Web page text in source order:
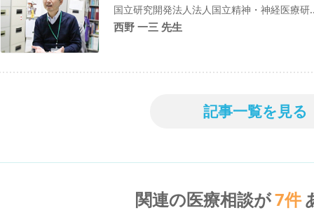
国立研究開発法人法人国立精神・神経医療研
西野 一三 先生
記事一覧を見る
関連の医療相談が7件